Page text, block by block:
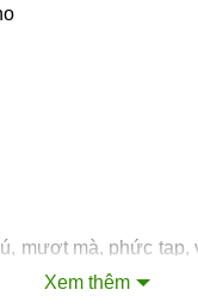
mượt mà, phức
thái của sô cô la và
Xem thêm